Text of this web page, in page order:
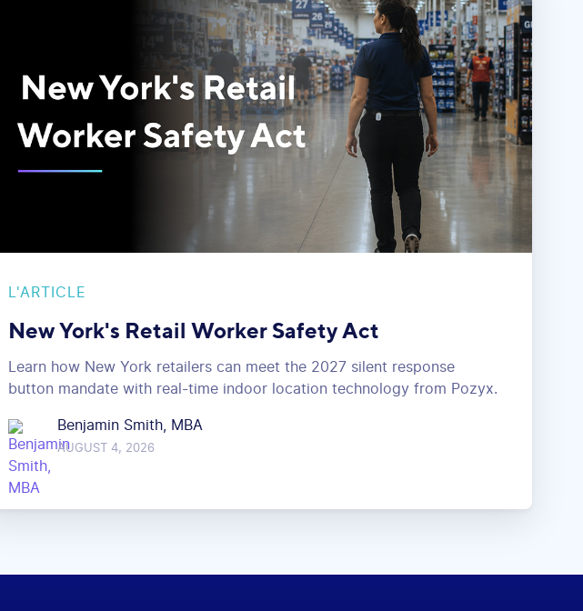
L'ARTICLE
New York's Retail Worker Safety Act
Learn how New York retailers can meet the 2027 silent response
button mandate with real-time indoor location technology from Pozyx.
Benjamin Smith, MBA
AUGUST 4, 2026